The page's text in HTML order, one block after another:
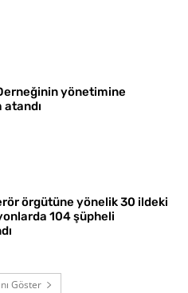
yönetimine
örgütüne yönelik 30 ildeki
104 şüpheli
Göster